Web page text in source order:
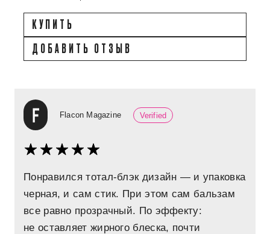
КУПИТЬ
ДОБАВИТЬ ОТЗЫВ
Flacon Magazine Verified
Понравился тотал-блэк дизайн — и упаковка
черная, и сам стик. При этом сам бальзам
все равно прозрачный. По эффекту:
не оставляет жирного блеска, почти